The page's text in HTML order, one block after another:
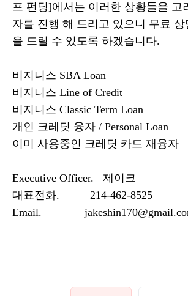
프 펀딩]에서는 이러한 상황들을 고
자를 진행 해 드리고 있으니 무료
을 드릴 수 있도록 하겠습니다.
비지니스 SBA Loan
비지니스 Line of Credit
비지니스 Classic Term Loan
개인 크레딧 융자 / Personal Loan
이미 사용중인 크레딧 카드 재융자
Executive Officer. 제이크
대표전화. 214-462-8525
Email.